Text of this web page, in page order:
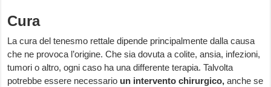
Cura
La cura del tenesmo rettale dipende principalmente dalla causa
che ne provoca l’origine. Che sia dovuta a colite, ansia, infezioni,
tumori o altro, ogni caso ha una differente terapia. Talvolta
potrebbe essere necessario un intervento chirurgico, anche se